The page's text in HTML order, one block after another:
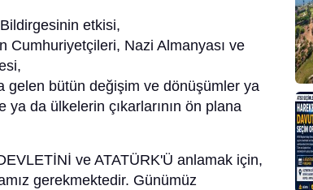
etkisi,
Cumhuriyetçileri, Nazi Almanyası ve
gelen bütün değişim ve dönüşümler ya
da ülkelerin çıkarlarının ön plana
ve ATATÜRK'Ü anlamak için,
gerekmektedir. Günümüz